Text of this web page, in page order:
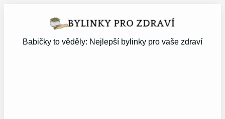
Babičky to věděly: Nejlepší bylinky pro vaše zdraví